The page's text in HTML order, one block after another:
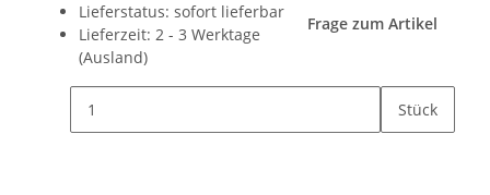
Lieferstatus: sofort lieferbar
Lieferzeit: 2 - 3 Werktage
(Ausland)
Frage zum Artikel
Stück